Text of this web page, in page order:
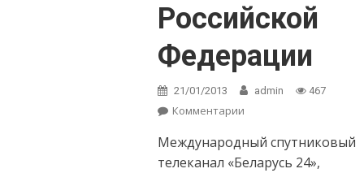
Российской
Федерации
21/01/2013 admin 467
Комментарии
может
осуществлять
Международный спутниковый
телеканал «Беларусь 24»,